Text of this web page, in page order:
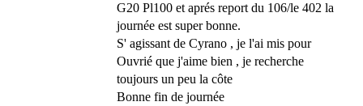
G20 Pl100 et aprés report du 106/le 402 la
journée est super bonne.
S' agissant de Cyrano , je l'ai mis pour
Ouvrié que j'aime bien , je recherche
toujours un peu la côte
Bonne fin de journée